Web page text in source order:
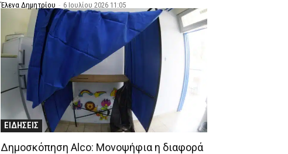
Έλενα Δημητρίου - 6 Ιουλίου 2026 11:05
ΕΙΔΗΣΕΙΣ
Δημοσκόπηση Alco: Μονοψήφια η διαφορά